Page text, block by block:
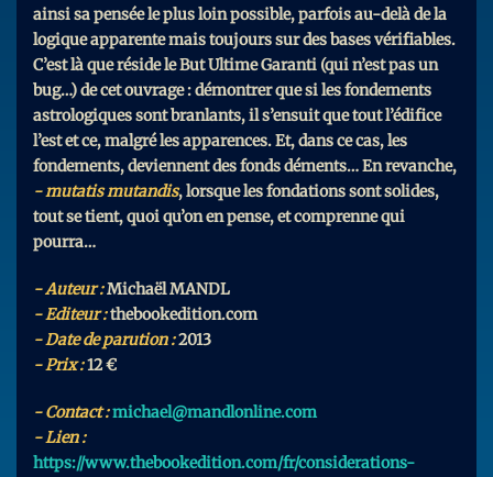
ainsi sa pensée le plus loin possible, parfois au-delà de la
logique apparente mais toujours sur des bases vérifiables.
C’est là que réside le But Ultime Garanti (qui n’est pas un
bug…) de cet ouvrage : démontrer que si les fondements
astrologiques sont branlants, il s’ensuit que tout l’édifice
l’est et ce, malgré les apparences. Et, dans ce cas, les
fondements, deviennent des fonds déments… En revanche,
mutatis mutandis, lorsque les fondations sont solides,
tout se tient, quoi qu’on en pense, et comprenne qui
pourra…
Auteur :Michaël MANDL
Editeur :thebookedition.com
Date de parution :2013
Prix :12 €
Contact :michael@mandlonline.com
Lien :
https://www.thebookedition.com/fr/considerations-